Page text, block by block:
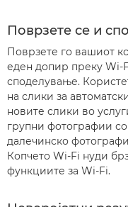
Поврзете се и
Поврзете го вашиот
еден допир преку Wi-
споделување.
на слики за
новите слики во
групни фотографии
далечинско
Копчето Wi-Fi нуди
функциите за Wi-Fi.